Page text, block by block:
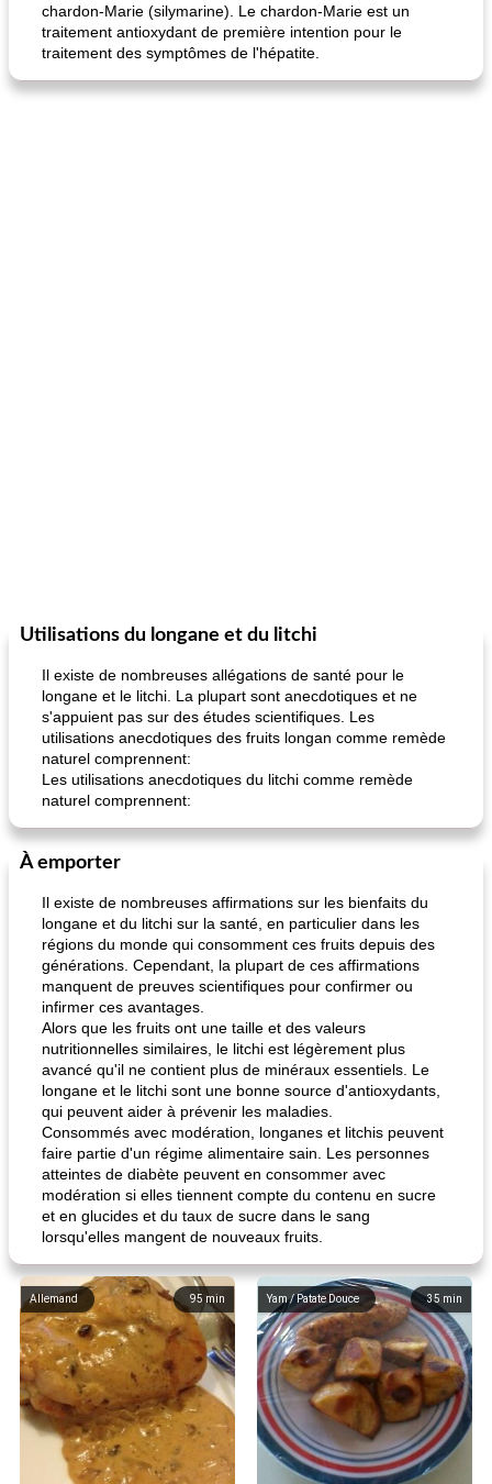
chardon-Marie (silymarine). Le chardon-Marie est un
traitement antioxydant de première intention pour le
traitement des symptômes de l'hépatite.
Utilisations du longane et du litchi
Il existe de nombreuses allégations de santé pour le
longane et le litchi. La plupart sont anecdotiques et ne
s'appuient pas sur des études scientifiques. Les
utilisations anecdotiques des fruits longan comme remède
naturel comprennent:
Les utilisations anecdotiques du litchi comme remède
naturel comprennent:
À emporter
Il existe de nombreuses affirmations sur les bienfaits du
longane et du litchi sur la santé, en particulier dans les
régions du monde qui consomment ces fruits depuis des
générations. Cependant, la plupart de ces affirmations
manquent de preuves scientifiques pour confirmer ou
infirmer ces avantages.
Alors que les fruits ont une taille et des valeurs
nutritionnelles similaires, le litchi est légèrement plus
avancé qu'il ne contient plus de minéraux essentiels. Le
longane et le litchi sont une bonne source d'antioxydants,
qui peuvent aider à prévenir les maladies.
Consommés avec modération, longanes et litchis peuvent
faire partie d'un régime alimentaire sain. Les personnes
atteintes de diabète peuvent en consommer avec
modération si elles tiennent compte du contenu en sucre
et en glucides et du taux de sucre dans le sang
lorsqu'elles mangent de nouveaux fruits.
95 min
Allemand 35 min
Yam / Patate Douce